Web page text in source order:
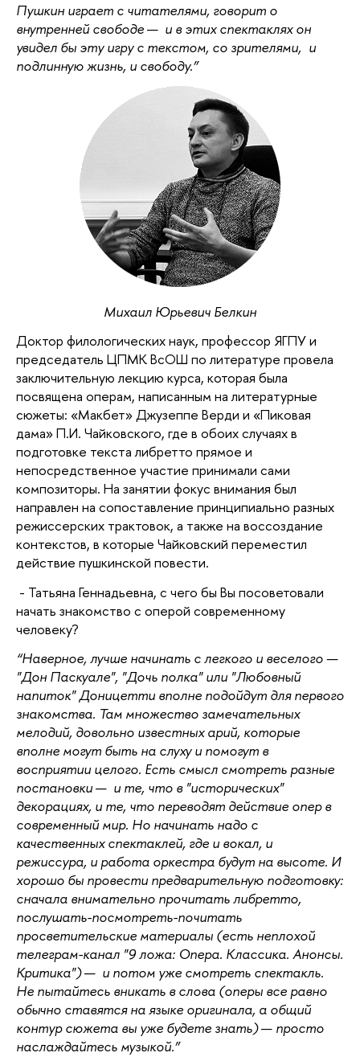
Пушкин играет с читателями, говорит о
внутренней свободе— и в этих спектаклях он
увидел бы эту игру с текстом, со зрителями, и
подлинную жизнь, и свободу.”
Михаил Юрьевич Белкин
Доктор филологических наук, профессор ЯГПУ и
председатель ЦПМК ВсОШ по литературе провела
заключительную лекцию курса, которая была
посвящена операм, написанным на литературные
сюжеты: «Макбет» Джузеппе Верди и «Пиковая
дама» П.И. Чайковского, где в обоих случаях в
подготовке текста либретто прямое и
непосредственное участие принимали сами
композиторы. На занятии фокус внимания был
направлен на сопоставление принципиально разных
режиссерских трактовок, а также на воссоздание
контекстов, в которые Чайковский переместил
действие пушкинской повести.
- Татьяна Геннадьевна, с чего бы Вы посоветовали
начать знакомство с оперой современному
человеку?
“Наверное, лучше начинать с легкого и веселого —
"Дон Паскуале", "Дочь полка" или "Любовный
напиток" Доницетти вполне подойдут для первого
знакомства. Там множество замечательных
мелодий, довольно известных арий, которые
вполне могут быть на слуху и помогут в
восприятии целого. Есть смысл смотреть разные
постановки— и те, что в "исторических"
декорациях, и те, что переводят действие опер в
современный мир. Но начинать надо с
качественных спектаклей, где и вокал, и
режиссура, и работа оркестра будут на высоте. И
хорошо бы провести предварительную подготовку:
сначала внимательно прочитать либретто,
послушать-посмотреть-почитать
просветительские материалы (есть неплохой
телеграм-канал "9 ложа: Опера. Классика. Анонсы.
Критика")— и потом уже смотреть спектакль.
Не пытайтесь вникать в слова (оперы все равно
обычно ставятся на языке оригинала, а общий
контур сюжета вы уже будете знать)— просто
наслаждайтесь музыкой.”